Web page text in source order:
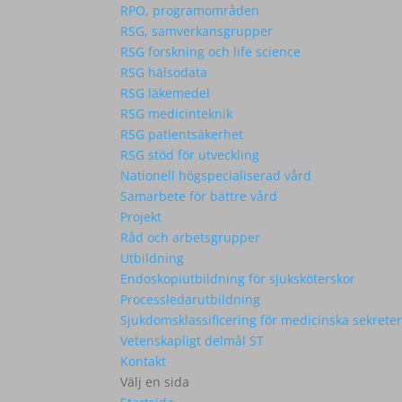
RPO, programområden
RSG, samverkansgrupper
RSG forskning och life science
RSG hälsodata
RSG läkemedel
RSG medicinteknik
RSG patientsäkerhet
RSG stöd för utveckling
Nationell högspecialiserad vård
Samarbete för bättre vård
Projekt
Råd och arbetsgrupper
Utbildning
Endoskopiutbildning för sjuksköterskor
Processledarutbildning
Sjukdomsklassificering för medicinska
Vetenskapligt delmål ST
Kontakt
Välj en sida